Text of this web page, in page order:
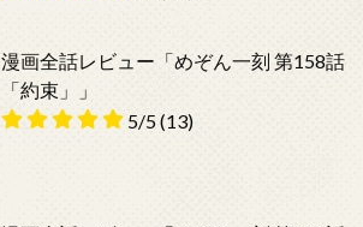
漫画全話レビュー「めぞん一刻 第158話
「約束」」
5/5(13)